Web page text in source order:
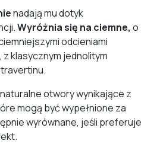
nadają mu dotyk
Wyróżnia się na ciemne, o
odcieniami
, z klasycznym jednolitym
otwory wynikające z
mogą być wypełnione za
wyrównane, jeśli preferuje